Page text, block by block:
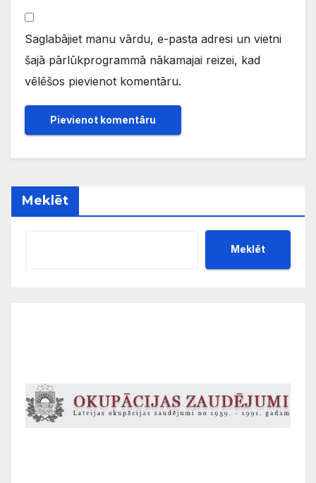
Saglabājiet manu vārdu, e-pasta adresi un vietni
šajā pārlūkprogrammā nākamajai reizei, kad
vēlēšos pievienot komentāru.
Meklēt
Meklēt